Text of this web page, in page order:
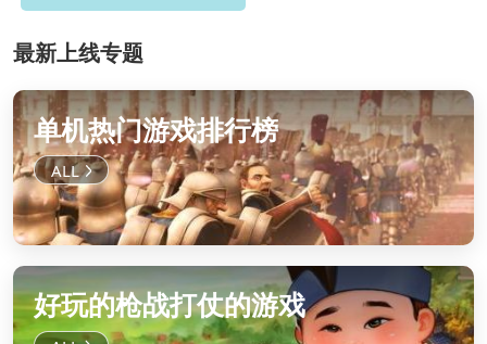
最新上线专题
单机热门游戏排行榜
好玩的枪战打仗的游戏